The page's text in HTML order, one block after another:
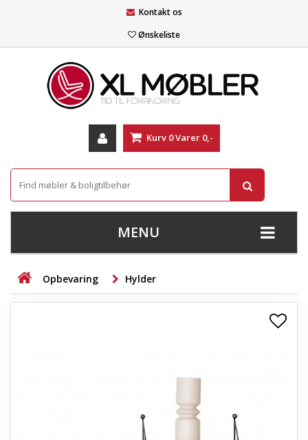
Kontakt os
Ønskeliste
Kurv 0Varer 0,-
MENU
+
STUE
+
Opbevaring Hylder